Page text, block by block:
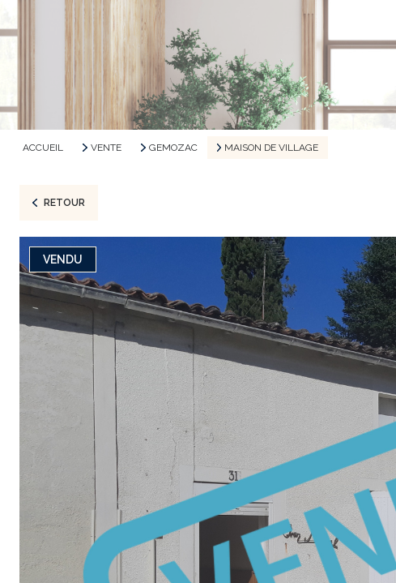
ACCUEIL VENTE GEMOZAC MAISON DE VILLAGE
RETOUR
VENDU